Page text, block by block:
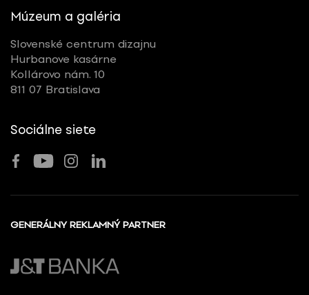
Múzeum a galéria
Slovenské centrum dizajnu
Hurbanove kasárne
Kollárovo nám. 10
811 07 Bratislava
Sociálne siete
GENERÁLNY REKLAMNÝ PARTNER